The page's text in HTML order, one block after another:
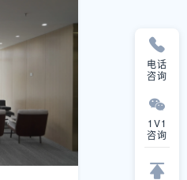
电话
咨询
1V1
咨询